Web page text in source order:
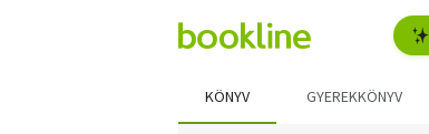
KÖNYV GYEREKKÖNYV